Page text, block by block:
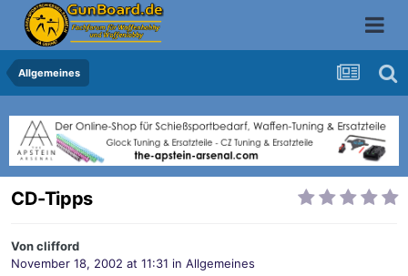
Allgemeines
CD-Tipps
Vonclifford
November 18, 2002 at 11:31 in Allgemeines